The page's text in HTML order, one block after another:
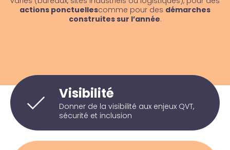
actions ponctuellescomme pour des démarches
construites sur l’année.
Visibilité
Donner de la visibilité aux enjeux QVT,
sécurité et inclusion